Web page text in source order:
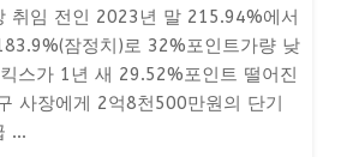
취임 전인 2023년 말 215.94%에서
잠정치)로 32%포인트가량 낮
스가 1년 새 29.52%포인트 떨어진
사장에게 2억8천500만원의 단기
...